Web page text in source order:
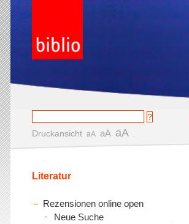
Druckansicht aA aA aA
Literatur
Rezensionen online open
Neue Suche